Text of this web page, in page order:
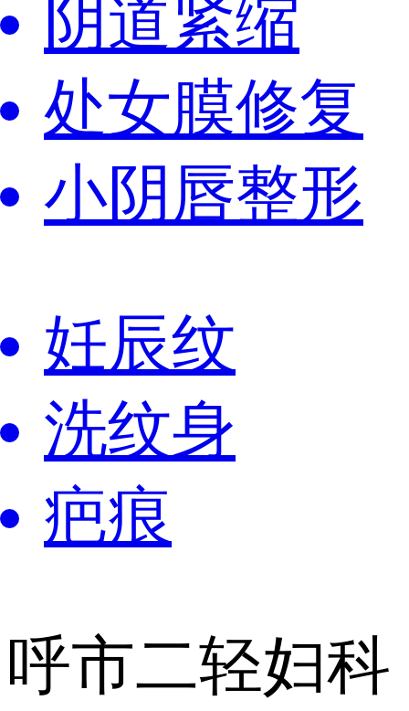
阴道紧缩
处女膜修复
小阴唇整形
妊辰纹
洗纹身
疤痕
呼市二轻妇科